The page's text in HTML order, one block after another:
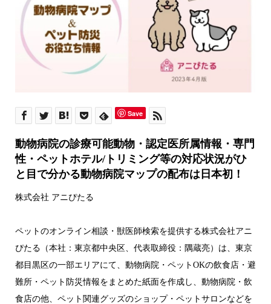
Save
動物病院の診療可能動物・認定医所属情報・専門
性・ペットホテル/トリミング等の対応状況がひ
と目で分かる動物病院マップの配布は日本初！
株式会社 アニぴたる
ペットのオンライン相談・獣医師検索を提供する株式会社アニ
ぴたる（本社：東京都中央区、代表取締役：隅蔵亮）は、東京
都目黒区の一部エリアにて、動物病院・ペットOKの飲食店・避
難所・ペット防災情報をまとめた紙面を作成し、動物病院・飲
食店の他、ペット関連グッズのショップ・ペットサロンなどを